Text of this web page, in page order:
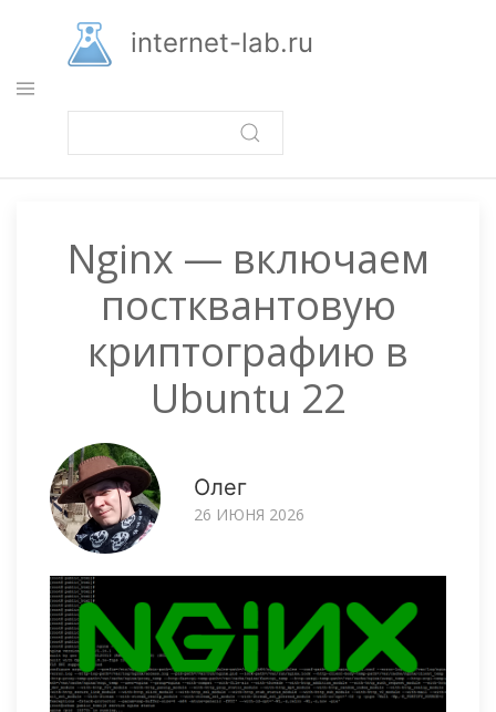
основному
содержанию
internet-lab.ru
Nginx — включаем
постквантовую
криптографию в
Ubuntu 22
Олег
26 ИЮНЯ 2026